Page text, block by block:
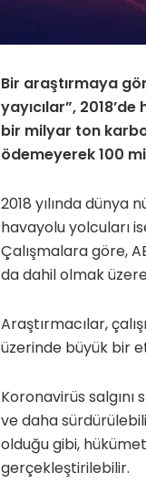
Bir araştırmaya
yayıcılar”,
bir milyar ton
ödemeyerek 100
2018 yılında dünya
havayolu yolcuları
Çalışmalara göre,
da dahil olmak
Araştırmacılar,
üzerinde büyük bir
Koronavirüs salgını
ve daha
olduğu gibi,
gerçekleştirilebilir.